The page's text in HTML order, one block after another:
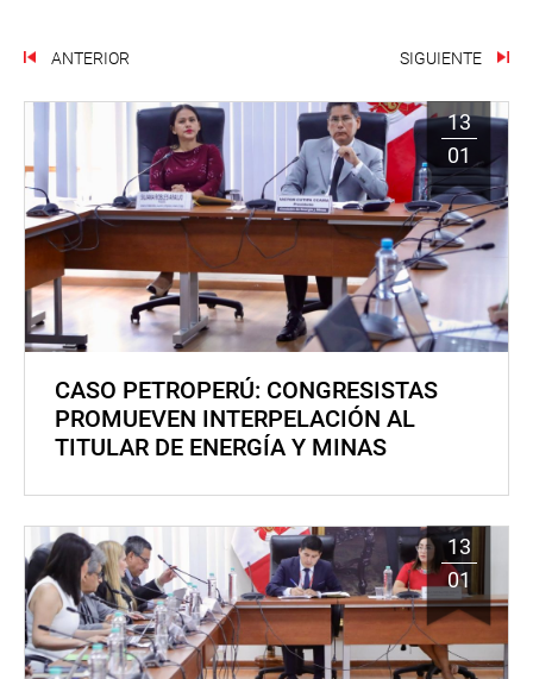
ANTERIOR SIGUIENTE
13
01
CASO PETROPERÚ: CONGRESISTAS
PROMUEVEN INTERPELACIÓN AL
TITULAR DE ENERGÍA Y MINAS
13
01